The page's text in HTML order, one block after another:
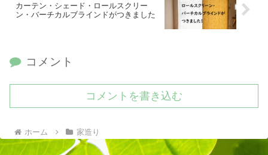
カーテン・シェード・ロールスクリー
ン・バーチカルブラインドがつきました
コメント
コメントを書き込む
ホーム 家造り